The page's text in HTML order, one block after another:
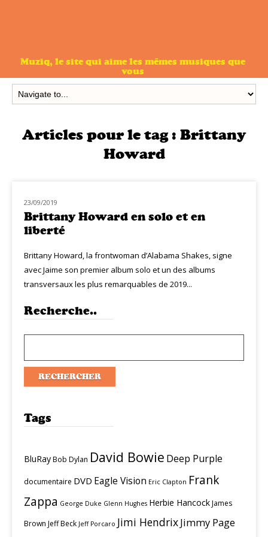
Muziq, le site qui aime les mêmes musiques que
vous
Articles pour le tag : Brittany
Howard
MUZIQ INTERVIEW
23/09/2019
Brittany Howard en solo et en
liberté
Brittany Howard, la frontwoman d’Alabama Shakes, signe
avec Jaime son premier album solo et un des albums
transversaux les plus remarquables de 2019...
Recherche..
Tags
BluRayBob Dylan David Bowie Deep Purple
documentaire DVD Eagle Vision Eric Clapton Frank
Zappa George Duke Glenn Hughes Herbie HancockJames
Brown Jeff Beck Jeff Porcaro Jimi HendrixJimmy Page